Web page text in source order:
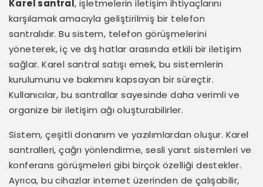
Karel santral, işletmelerin iletişim ihtiyaçlarını
karşılamak amacıyla geliştirilmiş bir telefon
santralıdır. Bu sistem, telefon görüşmelerini
yöneterek, iç ve dış hatlar arasında etkili bir iletişim
sağlar. Karel santral satışı emek, bu sistemlerin
kurulumunu ve bakımını kapsayan bir süreçtir.
Kullanıcılar, bu santrallar sayesinde daha verimli ve
organize bir iletişim ağı oluşturabilirler.
Sistem, çeşitli donanım ve yazılımlardan oluşur. Karel
santralleri, çağrı yönlendirme, sesli yanıt sistemleri ve
konferans görüşmeleri gibi birçok özelliği destekler.
Ayrıca, bu cihazlar internet üzerinden de çalışabilir,